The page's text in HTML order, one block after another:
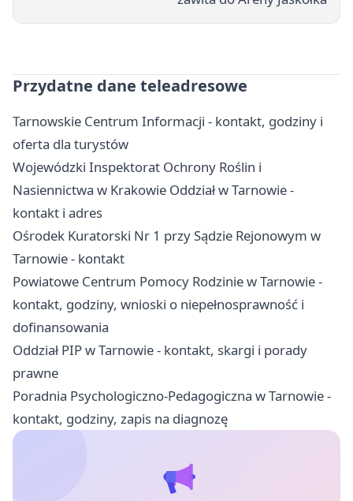
Przydatne dane teleadresowe
Tarnowskie Centrum Informacji - kontakt, godziny i
oferta dla turystów
Wojewódzki Inspektorat Ochrony Roślin i
Nasiennictwa w Krakowie Oddział w Tarnowie -
kontakt i adres
Ośrodek Kuratorski Nr 1 przy Sądzie Rejonowym w
Tarnowie - kontakt
Powiatowe Centrum Pomocy Rodzinie w Tarnowie -
kontakt, godziny, wnioski o niepełnosprawność i
dofinansowania
Oddział PIP w Tarnowie - kontakt, skargi i porady
prawne
Poradnia Psychologiczno-Pedagogiczna w Tarnowie -
kontakt, godziny, zapis na diagnozę